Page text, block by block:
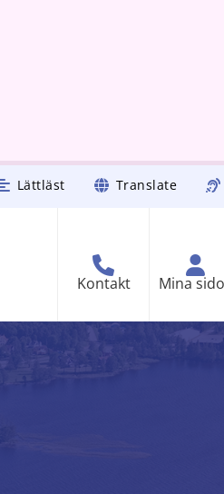
Lättläst Translate
Kontakt Mina